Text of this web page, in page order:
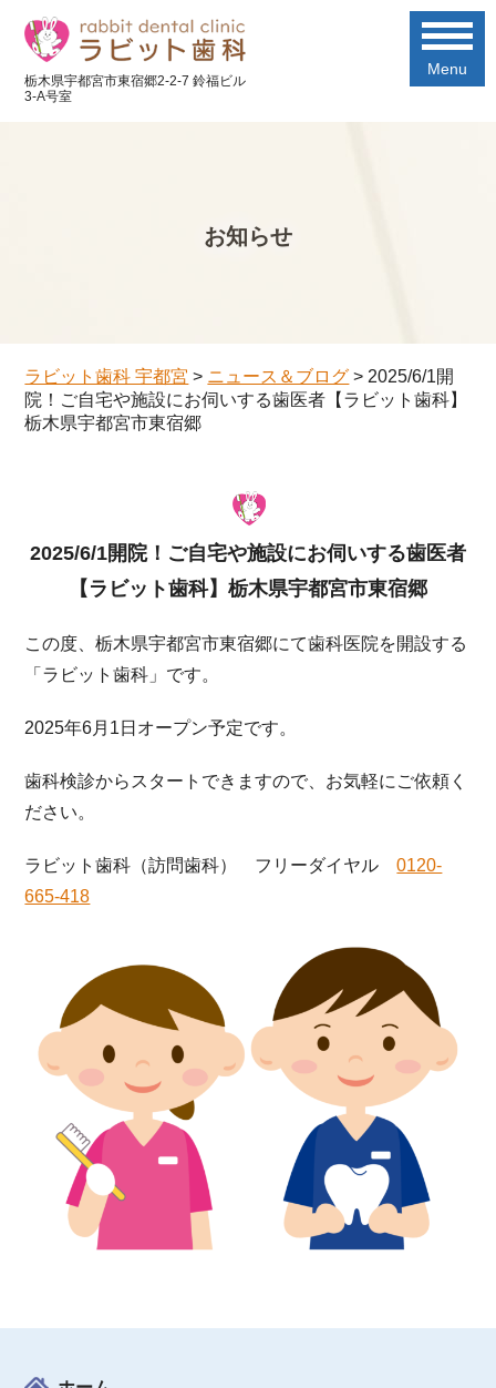
Menu
栃木県宇都宮市東宿郷2-2-7 鈴福ビル
3-A号室
お知らせ
ラビット歯科 宇都宮 > ニュース＆ブログ > 2025/6/1開
院！ご自宅や施設にお伺いする歯医者【ラビット歯科】
栃木県宇都宮市東宿郷
2025/6/1開院！ご自宅や施設にお伺いする歯医者
【ラビット歯科】栃木県宇都宮市東宿郷
この度、栃木県宇都宮市東宿郷にて歯科医院を開設する
「ラビット歯科」です。
2025年6月1日オープン予定です。
歯科検診からスタートできますので、お気軽にご依頼く
ださい。
ラビット歯科（訪問歯科） フリーダイヤル0120-
665-418